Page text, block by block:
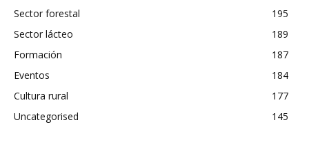
Sector forestal
195
Sector lácteo
189
Formación
187
Eventos
184
Cultura rural
177
Uncategorised
145